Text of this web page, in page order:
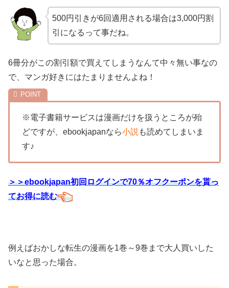
500円引きが6回適用される場合は3,000円割
引になるって事だね。
6冊分がこの割引額で買えてしまうなんて中々無い事なの
で、マンガ好きにはたまりませんよね！
※電子書籍サービスは漫画だけを扱うところが殆
どですが、ebookjapanなら小説も読めてしまいま
す♪
＞＞ebookjapan初回ログインで70％オフクーポンを貰っ
てお得に読む
例えばおかしな転生の漫画を1巻～9巻まで大人買いした
いなと思った場合。